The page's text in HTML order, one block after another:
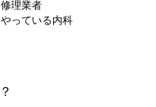
理業者
っている内科